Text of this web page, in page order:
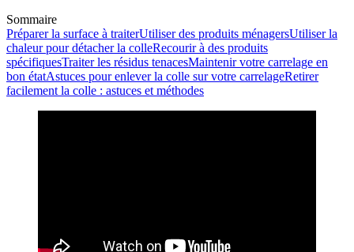
Sommaire
Préparer la surface à traiterUtiliser des produits ménagersUtiliser la
chaleur pour détacher la colleRecourir à des produits
spécifiquesTraiter les résidus tenacesMaintenir votre carrelage en
bon étatAstuces pour enlever la colle sur votre carrelageRetirer
facilement la colle : astuces et méthodes